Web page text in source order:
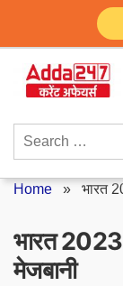
content
Search
Home » भारत
भारत 2023
मेजबानी